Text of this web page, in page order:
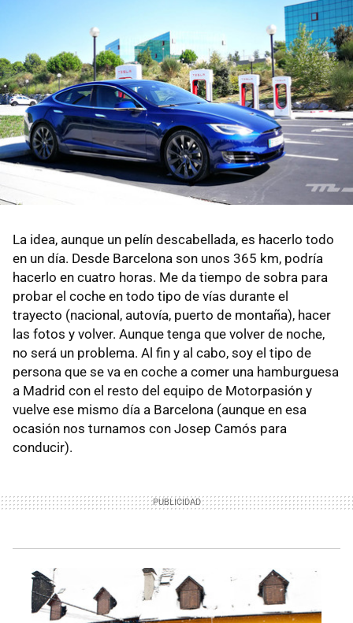
La idea, aunque un pelín descabellada, es hacerlo todo
en un día. Desde Barcelona son unos 365 km, podría
hacerlo en cuatro horas. Me da tiempo de sobra para
probar el coche en todo tipo de vías durante el
trayecto (nacional, autovía, puerto de montaña), hacer
las fotos y volver. Aunque tenga que volver de noche,
no será un problema. Al fin y al cabo, soy el tipo de
persona que se va en coche a comer una hamburguesa
a Madrid con el resto del equipo de Motorpasión y
vuelve ese mismo día a Barcelona (aunque en esa
ocasión nos turnamos con Josep Camós para
conducir).